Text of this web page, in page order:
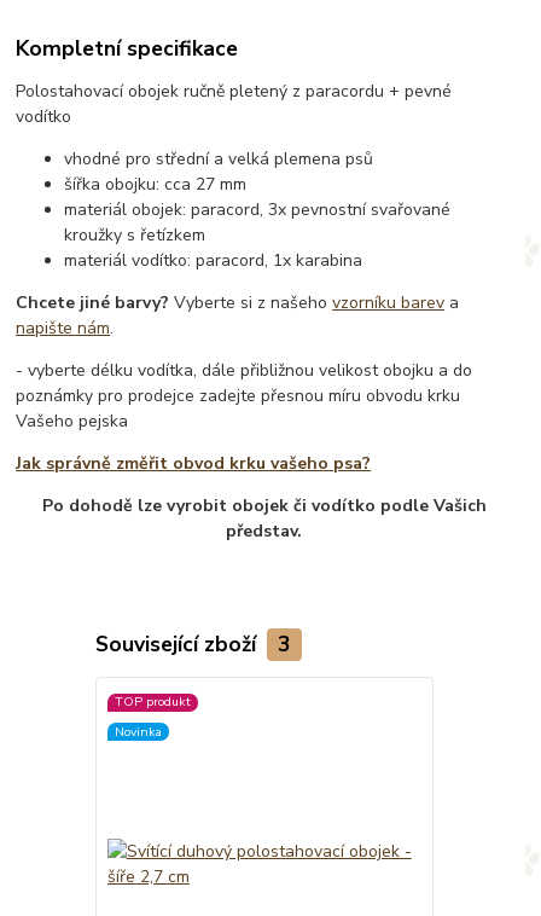
Kompletní specifikace
Polostahovací obojek ručně pletený z paracordu + pevné
vodítko
vhodné pro střední a velká plemena psů
šířka obojku: cca 27 mm
materiál obojek: paracord, 3x pevnostní svařované
kroužky s řetízkem
materiál vodítko: paracord, 1x karabina
Chcete jiné barvy? Vyberte si z našehovzorníku barev a
napište nám.
- vyberte délku vodítka, dále přibližnou velikost obojku a do
poznámky pro prodejce zadejte přesnou míru obvodu krku
Vašeho pejska
Jak správně změřit obvod krku vašeho psa?
Po dohodě lze vyrobit obojek či vodítko podle Vašich
představ.
Související zboží 3
TOP produkt
Novinka